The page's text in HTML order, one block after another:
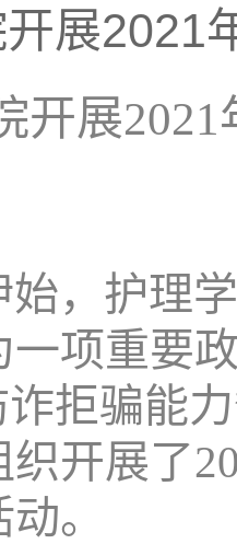
展2021
开展
始，护理
一项重要
诈拒骗能
织开展了
。